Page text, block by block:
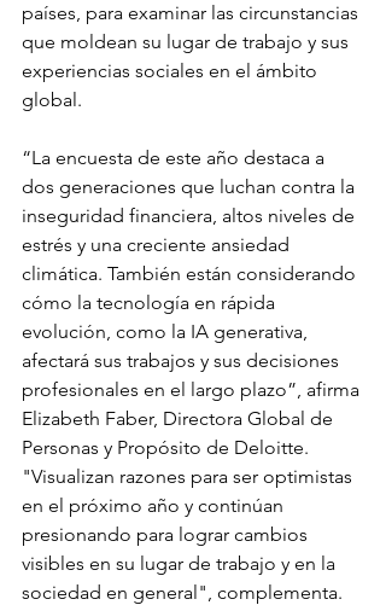
países, para examinar las circunstancias
que moldean su lugar de trabajo y sus
experiencias sociales en el ámbito
global.
“La encuesta de este año destaca a
dos generaciones que luchan contra la
inseguridad financiera, altos niveles de
estrés y una creciente ansiedad
climática. También están considerando
cómo la tecnología en rápida
evolución, como la IA generativa,
afectará sus trabajos y sus decisiones
profesionales en el largo plazo”, afirma
Elizabeth Faber, Directora Global de
Personas y Propósito de Deloitte.
"Visualizan razones para ser optimistas
en el próximo año y continúan
presionando para lograr cambios
visibles en su lugar de trabajo y en la
sociedad en general", complementa.